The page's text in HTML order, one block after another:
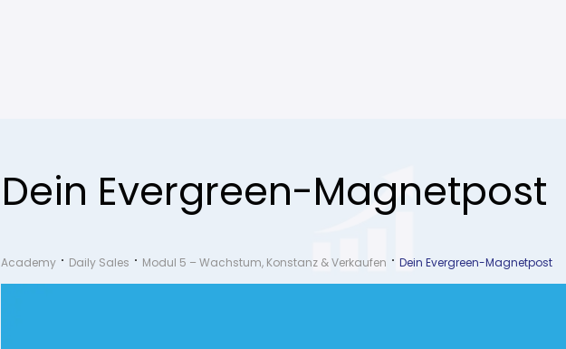
Dein Evergreen-Magnetpost
Academy Daily Sales Modul 5 – Wachstum, Konstanz & Verkaufen Dein Evergreen-Magnetpost